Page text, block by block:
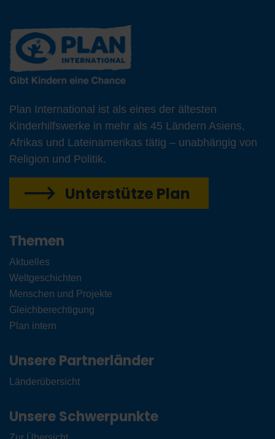
Plan International ist als eines der ältesten
Kinderhilfswerke in mehr als 45 Ländern Asiens,
Afrikas und Lateinamerikas tätig – unabhängig von
Religion und Politik.
Unterstütze Plan
Themen
Aktuelles
Weltgeschichten
Menschen und Projekte
Gleichberechtigung
Plan intern
Unsere Partnerländer
Länderübersicht
Unsere Schwerpunkte